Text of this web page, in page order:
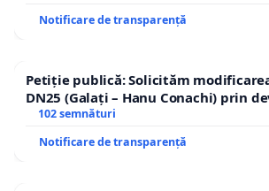
Notificare de transparență
Petiție publică: Solicităm
DN25 (Galați – Hanu Conachi) prin
traseului în afara localităților!
102 semnături
Notificare de transparență